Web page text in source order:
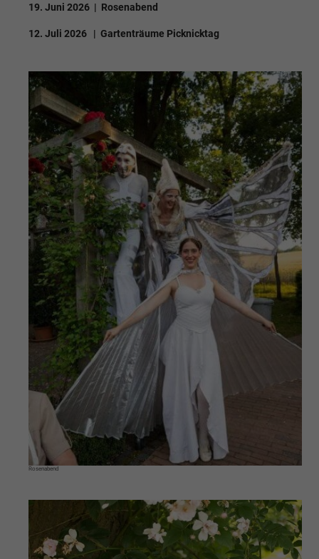
19. Juni 2026 | Rosenabend
12. Juli 2026 | Gartenträume Picknicktag
Rosenabend